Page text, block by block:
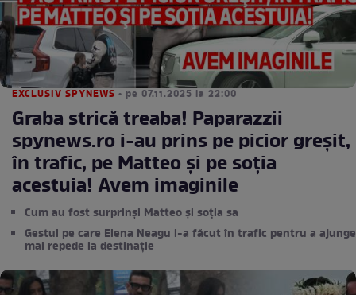
EXCLUSIV SPYNEWS • pe 07.11.2025 la 22:00
Graba strică treaba! Paparazzii
spynews.ro i-au prins pe picior greşit,
în trafic, pe Matteo şi pe soţia
acestuia! Avem imaginile
Cum au fost surprinși Matteo și soția sa
Gestul pe care Elena Neagu l-a făcut în trafic pentru a ajunge
mai repede la destinație